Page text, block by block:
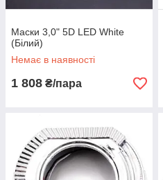
Маски 3,0" 5D LED White
(Білий)
Немає в наявності
1 808 ₴/пара